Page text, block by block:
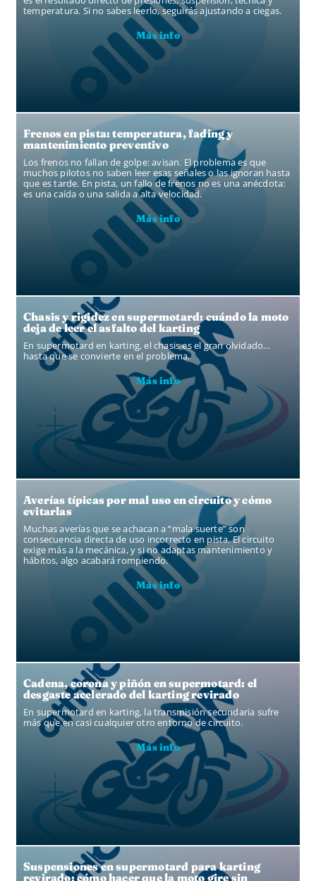
temperatura. Si no sabes leerlo, seguirás ajustando a ciegas.
Más info
Frenos en pista: temperatura, fading y
mantenimiento preventivo
Los frenos no fallan de golpe: avisan. El problema es que
muchos pilotos no saben leer esas señales o las ignoran hasta
que es tarde. En pista, un fallo de frenos no es una anécdota:
es una caída o una salida a alta velocidad.
Más info
Chasis y rigidez en supermotard: cuándo la moto
deja de leer el asfalto del karting
En supermotard en karting, el chasis es el gran olvidado…
hasta que se convierte en el problema.
Más info
Averías típicas por mal uso en circuito y cómo
evitarlas
Muchas averías que se achacan a “mala suerte” son
consecuencia directa de uso incorrecto en pista. El circuito
exige más a la mecánica, y si no adaptas mantenimiento y
hábitos, algo acabará rompiendo.
Más info
Cadena, corona y piñón en supermotard: el
desgaste acelerado del karting revirado
En supermotard en karting, la transmisión secundaria sufre
más que en casi cualquier otro entorno de circuito.
Más info
Suspensiones en supermotard para karting
revirado: cómo hacer que la moto gire sin